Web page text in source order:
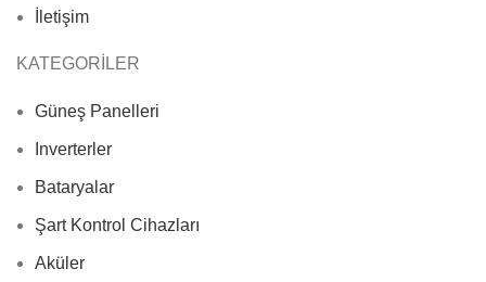
İletişim
KATEGORİLER
Güneş Panelleri
Inverterler
Bataryalar
Şart Kontrol Cihazları
Aküler